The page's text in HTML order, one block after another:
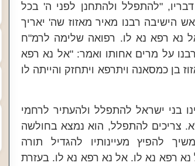
"להתפלל ולהתחנן לפני ה' בכל
הישיבה רבנו מאיר מאזוז שה' יאריך
נא רפא נא לו. רפואה שלימה לרמ"ח
על מרים אחותו ואמר: "אל נא רפא
בן כמסאנה ויתרפא ויתחזק והייתה לו
בני ישראל להתפלל ולהעתיר לרחמי
צריכים להתפלל, הוא נמצא בחולשה
להפיץ מעיינותיו להגדיל תורה
רפא נא לו. אל נא רפא נא לו. בעזרת